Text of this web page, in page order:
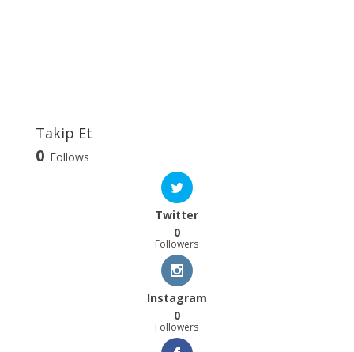
Takip Et
0 Follows
Twitter
0
Followers
Instagram
0
Followers